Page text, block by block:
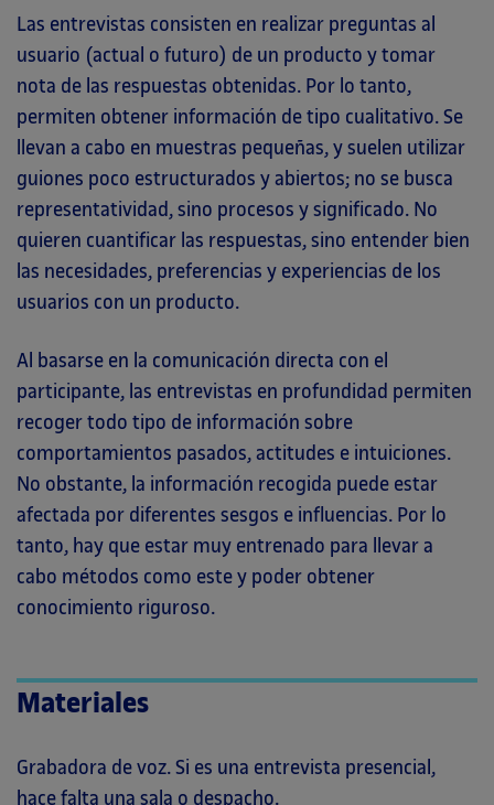
Las entrevistas consisten en realizar preguntas al
usuario (actual o futuro) de un producto y tomar
nota de las respuestas obtenidas. Por lo tanto,
permiten obtener información de tipo cualitativo. Se
llevan a cabo en muestras pequeñas, y suelen utilizar
guiones poco estructurados y abiertos; no se busca
representatividad, sino procesos y significado. No
quieren cuantificar las respuestas, sino entender bien
las necesidades, preferencias y experiencias de los
usuarios con un producto.
Al basarse en la comunicación directa con el
participante, las entrevistas en profundidad permiten
recoger todo tipo de información sobre
comportamientos pasados, actitudes e intuiciones.
No obstante, la información recogida puede estar
afectada por diferentes sesgos e influencias. Por lo
tanto, hay que estar muy entrenado para llevar a
cabo métodos como este y poder obtener
conocimiento riguroso.
Materiales
Grabadora de voz. Si es una entrevista presencial,
hace falta una sala o despacho.